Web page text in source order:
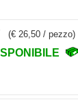
(€ 26,50 / pezzo)